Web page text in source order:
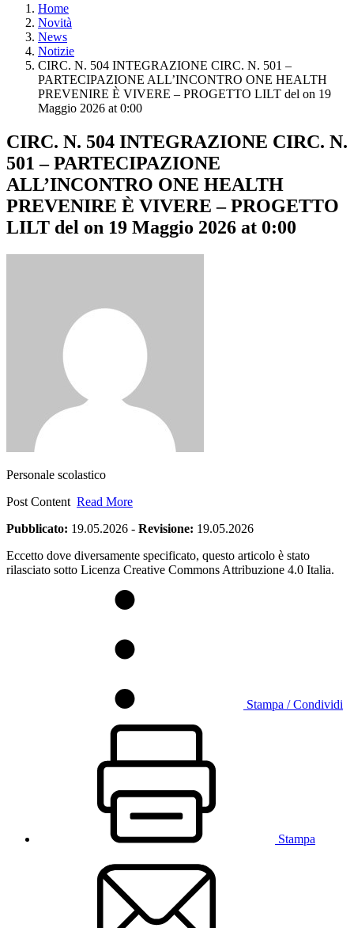
Home
Novità
News
Notizie
CIRC. N. 504 INTEGRAZIONE CIRC. N. 501 –
PARTECIPAZIONE ALL’INCONTRO ONE HEALTH
PREVENIRE È VIVERE – PROGETTO LILT del ​on 19
Maggio 2026 at 0:00
CIRC. N. 504 INTEGRAZIONE CIRC. N.
501 – PARTECIPAZIONE
ALL’INCONTRO ONE HEALTH
PREVENIRE È VIVERE – PROGETTO
LILT del ​on 19 Maggio 2026 at 0:00
Personale scolastico
Post Content Read More
Pubblicato: 19.05.2026 - Revisione: 19.05.2026
Eccetto dove diversamente specificato, questo articolo è stato
rilasciato sotto Licenza Creative Commons Attribuzione 4.0 Italia.
Stampa / Condividi
Stampa